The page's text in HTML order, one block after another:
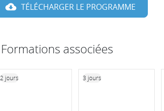
TÉLÉCHARGER LE PROGRAMME
Formations associées
2 jours 3 jours